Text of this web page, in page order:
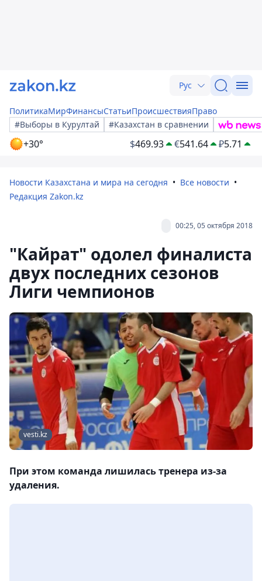
Рус
ПолитикаМирФинансыСтатьиПроисшествияПраво
#Выборы в Курултай
#Казахстан в сравнении
+30° $469.93 €541.64 ₽5.71
Новости Казахстана и мира на сегодня
Все новости
Редакция Zakon.kz
00:25, 05 октября 2018
"Кайрат" одолел финалиста
двух последних сезонов
Лиги чемпионов
vesti.kz
При этом команда лишилась тренера из-за
удаления.